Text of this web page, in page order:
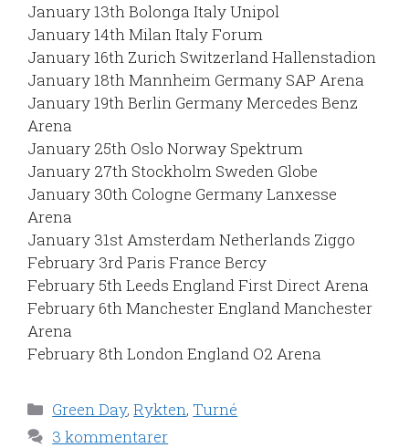
January 13th Bolonga Italy Unipol
January 14th Milan Italy Forum
January 16th Zurich Switzerland Hallenstadion
January 18th Mannheim Germany SAP Arena
January 19th Berlin Germany Mercedes Benz
Arena
January 25th Oslo Norway Spektrum
January 27th Stockholm Sweden Globe
January 30th Cologne Germany Lanxesse
Arena
January 31st Amsterdam Netherlands Ziggo
February 3rd Paris France Bercy
February 5th Leeds England First Direct Arena
February 6th Manchester England Manchester
Arena
February 8th London England O2 Arena
Kategorier
Green Day,Rykten, Turné
3 kommentarer